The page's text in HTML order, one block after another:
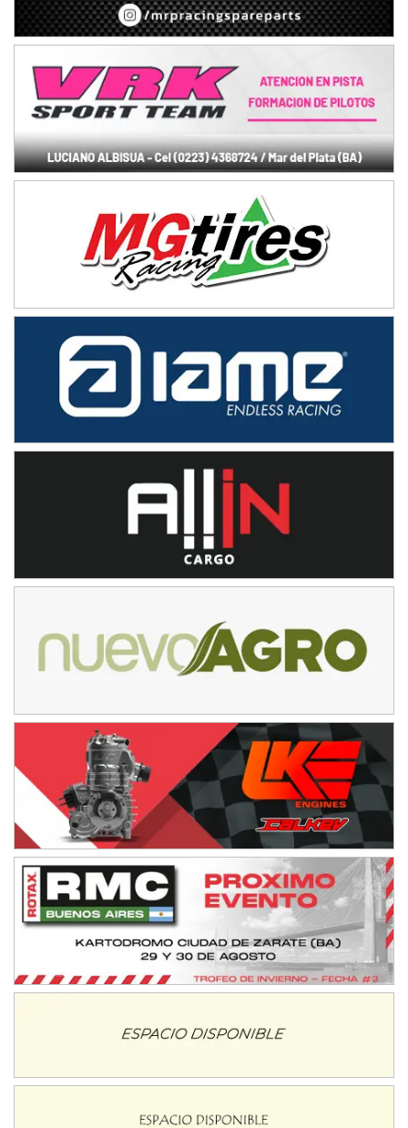
NORESTE SANTAFESINO - F6
Ciudad de Avellaneda (Asfalto)
SUR SANTAFESINO - F4
José Samuel Sánchez (Tierra)
TUCUMANO - F5
Juan Navarro (Asfalto)